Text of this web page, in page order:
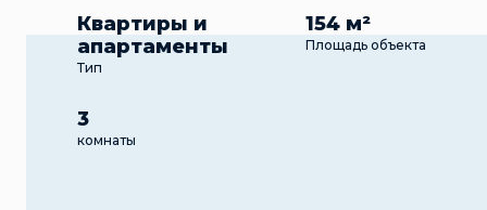
Квартиры и
апартаменты
Тип
154 м²
Площадь объекта
3
комнаты